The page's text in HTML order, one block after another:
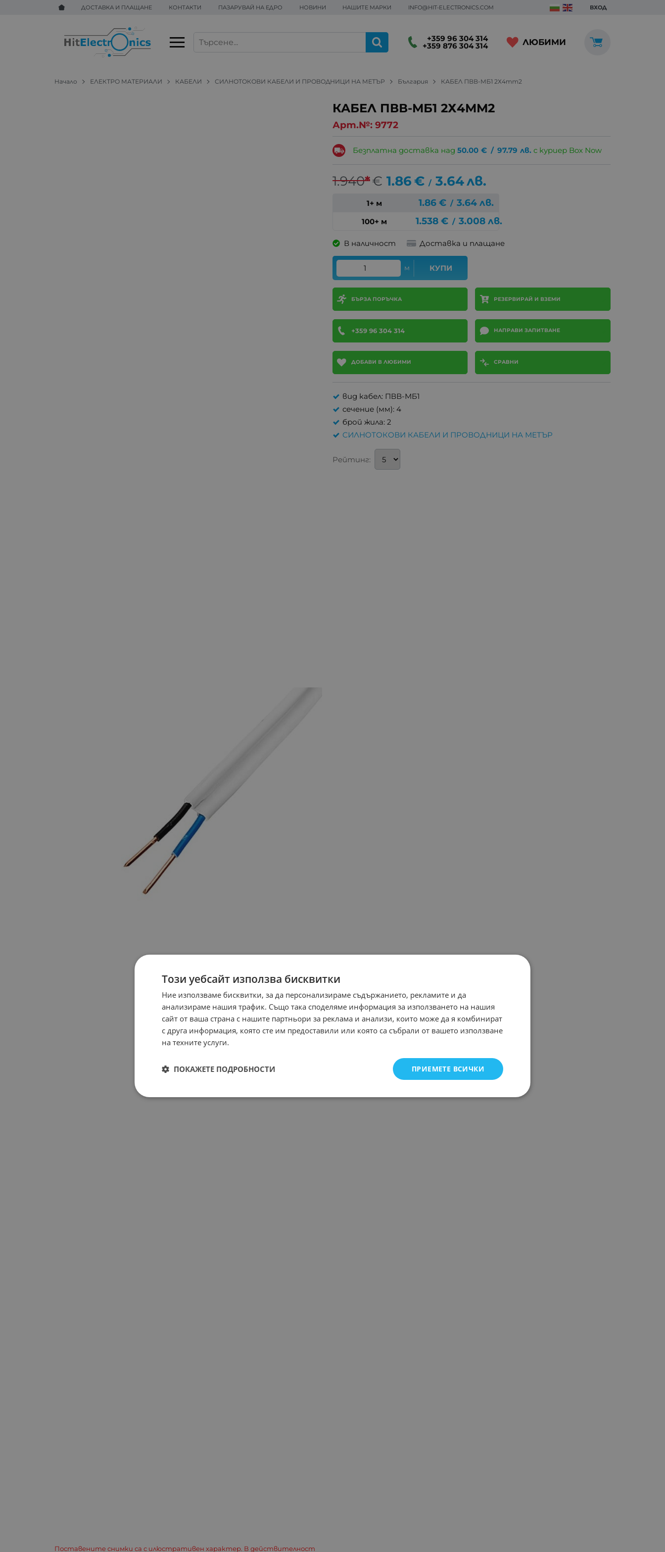
ДОСТАВКА И ПЛАЩАНЕ КОНТАКТИ ПАЗАРУВАЙ НА ЕДРО НОВИНИ НАШИТЕ МАРКИ INFO@HIT-ELECTRONICS.COM ВХОД
+359 96 304 314
+359 876 304 314 ЛЮБИМИ
Начало ЕЛЕКТРО МАТЕРИАЛИ КАБЕЛИ СИЛНОТОКОВИ КАБЕЛИ И ПРОВОДНИЦИ НА МЕТЪР България КАБЕЛ ПВВ-МБ1 2Х4mm2
КАБЕЛ ПВВ-МБ1 2Х4ММ2
Арт.№: 9772
Поставените снимки са с илюстративен характер. В действителност
Безплатна доставка над50.00 € / 97.79 лв. с куриер Box Now
1.940*€ 1.86€ / 3.64лв.
1+ м 1.86 € / 3.64 лв.
100+ м 1.538 € / 3.008 лв.
В наличност Доставка и плащане
м КУПИ
БЪРЗА ПОРЪЧКА РЕЗЕРВИРАЙ И ВЗЕМИ
+359 96 304 314 НАПРАВИ ЗАПИТВАНЕ
ДОБАВИ В ЛЮБИМИ СРАВНИ
вид кабел: ПВВ-МБ1
сечение (мм): 4
брой жила: 2
СИЛНОТОКОВИ КАБЕЛИ И ПРОВОДНИЦИ НА МЕТЪР
Рейтинг:
Този уебсайт използва бисквитки
Ние използваме бисквитки, за да персонализираме съдържанието, рекламите и да
анализираме нашия трафик. Също така споделяме информация за използването на нашия
сайт от ваша страна с нашите партньори за реклама и анализи, които може да я комбинират
с друга информация, която сте им предоставили или която са събрали от вашето използване
на техните услуги.
ПРИЕМЕТЕ ВСИЧКИ
ПОКАЖЕТЕ ПОДРОБНОСТИ